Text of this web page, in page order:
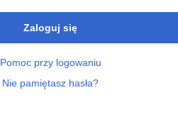
Zaloguj się
Pomoc przy logowaniu
Nie pamiętasz hasła?